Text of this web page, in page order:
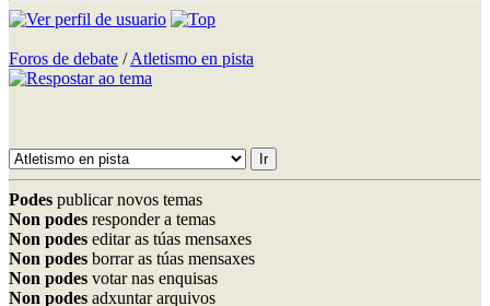
Foros de debate /Atletismo en pista
Podes publicar novos temas
Non podes responder a temas
Non podes editar as túas mensaxes
Non podes borrar as túas mensaxes
Non podes votar nas enquisas
Non podes adxuntar arquivos